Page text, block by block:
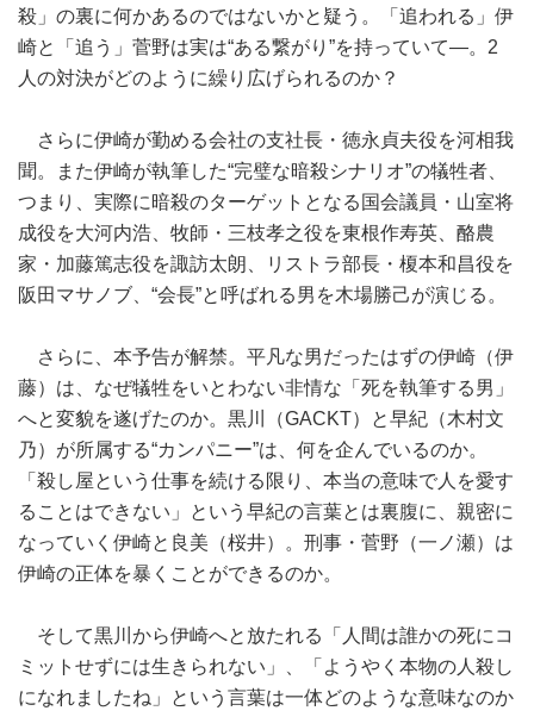
殺」の裏に何かあるのではないかと疑う。「追われる」伊
崎と「追う」菅野は実は“ある繋がり”を持っていて―。2
人の対決がどのように繰り広げられるのか？
さらに伊崎が勤める会社の支社長・徳永貞夫役を河相我
聞。また伊崎が執筆した“完璧な暗殺シナリオ”の犠牲者、
つまり、実際に暗殺のターゲットとなる国会議員・山室将
成役を大河内浩、牧師・三枝孝之役を東根作寿英、酪農
家・加藤篤志役を諏訪太朗、リストラ部長・榎本和昌役を
阪田マサノブ、“会長”と呼ばれる男を木場勝己が演じる。
さらに、本予告が解禁。平凡な男だったはずの伊崎（伊
藤）は、なぜ犠牲をいとわない非情な「死を執筆する男」
へと変貌を遂げたのか。黒川（GACKT）と早紀（木村文
乃）が所属する“カンパニー”は、何を企んでいるのか。
「殺し屋という仕事を続ける限り、本当の意味で人を愛す
ることはできない」という早紀の言葉とは裏腹に、親密に
なっていく伊崎と良美（桜井）。刑事・菅野（一ノ瀬）は
伊崎の正体を暴くことができるのか。
そして黒川から伊崎へと放たれる「人間は誰かの死にコ
ミットせずには生きられない」、「ようやく本物の人殺し
になれましたね」という言葉は一体どのような意味なのか